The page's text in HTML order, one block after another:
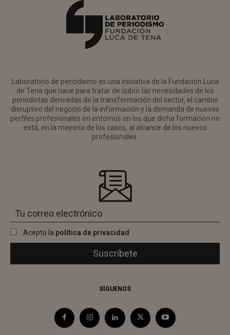
Laboratorio de periodismo es una iniciativa de la Fundación Luca
de Tena que nace para tratar de cubrir las necesidades de los
periodistas derivadas de la transformación del sector, el cambio
disruptivo del negocio de la información y la demanda de nuevos
perfiles profesionales en entornos en los que dicha formación no
está, en la mayoría de los casos, al alcance de los nuevos
profesionales.
Acepto la política de privacidad
SÍGUENOS